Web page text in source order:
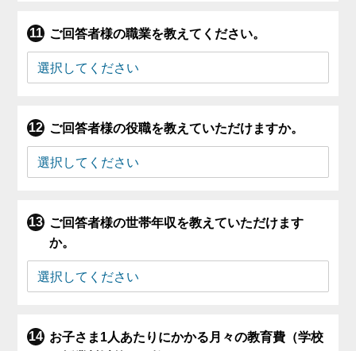
ご回答者様の職業を教えてください。
ご回答者様の役職を教えていただけますか。
ご回答者様の世帯年収を教えていただけます
か。
お子さま1人あたりにかかる月々の教育費（学校